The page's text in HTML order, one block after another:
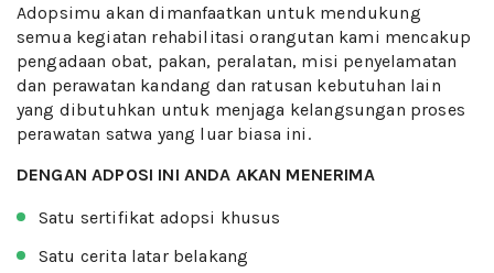
Adopsimu akan dimanfaatkan untuk mendukung
semua kegiatan rehabilitasi orangutan kami mencakup
pengadaan obat, pakan, peralatan, misi penyelamatan
dan perawatan kandang dan ratusan kebutuhan lain
yang dibutuhkan untuk menjaga kelangsungan proses
perawatan satwa yang luar biasa ini.
DENGAN ADPOSI INI ANDA AKAN MENERIMA
Satu sertifikat adopsi khusus
Satu cerita latar belakang